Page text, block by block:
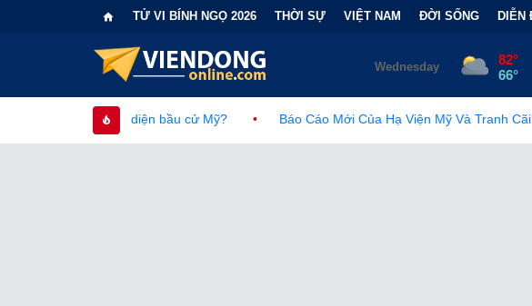
TỬ VI BÍNH NGỌ 2026 THỜI SỰ VIỆT NAM ĐỜI SỐNG DIỄN
Báo Cáo Mới Của Hạ Viện Mỹ Và Tranh Cãi Về Nguồn Gốc